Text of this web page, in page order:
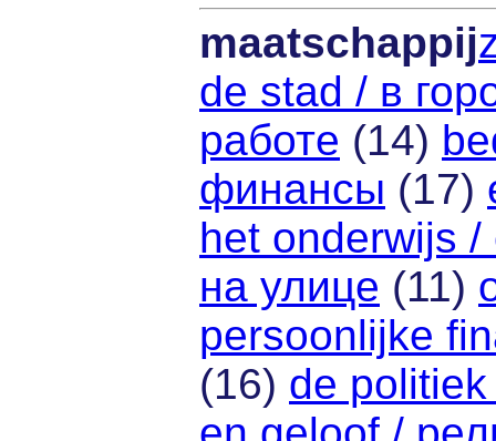
maatschappij
de stad / в
работе (14)
финансы (17)
het onderwijs /
на улице (11)
persoonlijke
(16) de politiek